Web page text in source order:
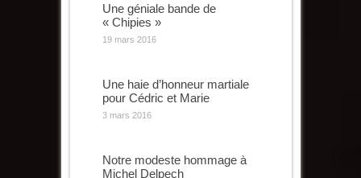
Une géniale bande de
« Chipies »
19 mars 2016
Une haie d’honneur martiale
pour Cédric et Marie
3 mars 2016
Notre modeste hommage à
Michel Delpech